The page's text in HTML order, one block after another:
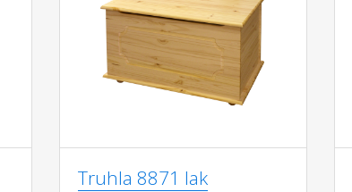
Truhla 8871 lak